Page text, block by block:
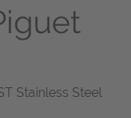
Stainless Steel